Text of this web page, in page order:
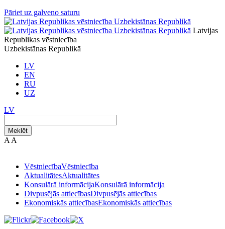
Pāriet uz galveno saturu
Latvijas
Republikas vēstniecība
Uzbekistānas Republikā
LV
EN
RU
UZ
LV
Meklēt
A A
VēstniecībaVēstniecība
AktualitātesAktualitātes
Konsulārā informācijaKonsulārā informācija
Divpusējās attiecībasDivpusējās attiecības
Ekonomiskās attiecībasEkonomiskās attiecības